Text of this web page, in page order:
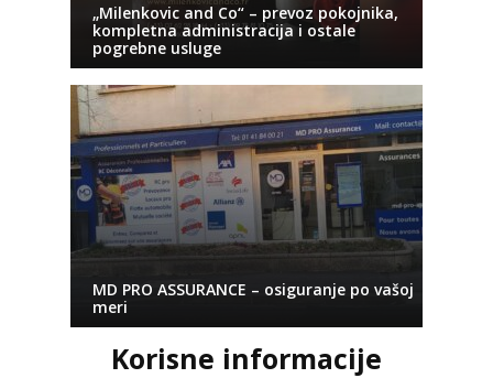
„Milenkovic and Co“ – prevoz pokojnika,
kompletna administracija i ostale
pogrebne usluge
MD PRO ASSURANCE – osiguranje po vašoj
meri
Korisne informacije